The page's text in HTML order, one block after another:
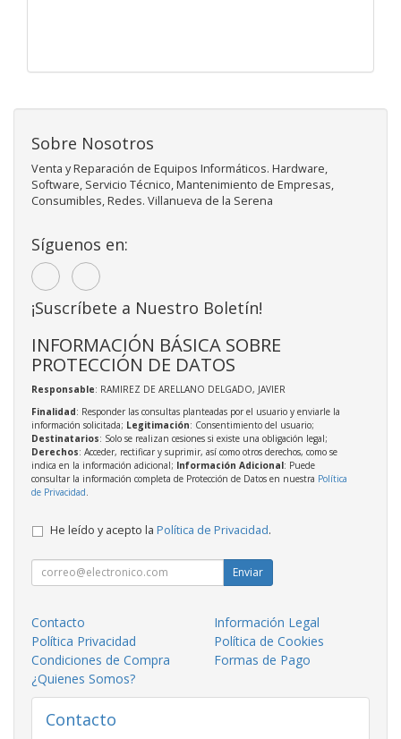
Sobre Nosotros
Venta y Reparación de Equipos Informáticos. Hardware,
Software, Servicio Técnico, Mantenimiento de Empresas,
Consumibles, Redes. Villanueva de la Serena
Síguenos en:
¡Suscríbete a Nuestro Boletín!
INFORMACIÓN BÁSICA SOBRE
PROTECCIÓN DE DATOS
Responsable: RAMIREZ DE ARELLANO DELGADO, JAVIER
Finalidad: Responder las consultas planteadas por el usuario y enviarle la
información solicitada; Legitimación: Consentimiento del usuario;
Destinatarios: Solo se realizan cesiones si existe una obligación legal;
Derechos: Acceder, rectificar y suprimir, así como otros derechos, como se
indica en la información adicional; Información Adicional: Puede
consultar la información completa de Protección de Datos en nuestra Política
de Privacidad
He leído y acepto la Política de Privacidad.
Enviar
Contacto
Información Legal
Política Privacidad
Política de Cookies
Condiciones de Compra
Formas de Pago
¿Quienes Somos?
Contacto